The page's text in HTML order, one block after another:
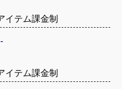
イテム課金制
イテム課金制